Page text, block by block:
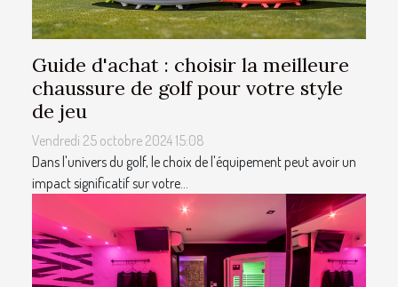
Guide d'achat : choisir la meilleure
chaussure de golf pour votre style
de jeu
Vendredi 25 octobre 2024 15:08
Dans l'univers du golf, le choix de l'équipement peut avoir un
impact significatif sur votre...